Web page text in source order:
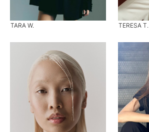
TARA W. TERESA T.